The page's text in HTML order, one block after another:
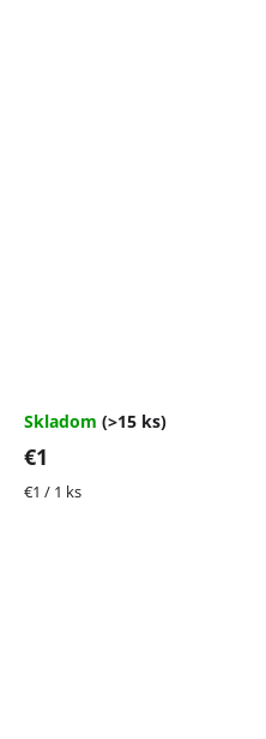
4,5
5
hviezdičiek.
Skladom (>15 ks)
€1
Jednotková
€1 / 1 ks